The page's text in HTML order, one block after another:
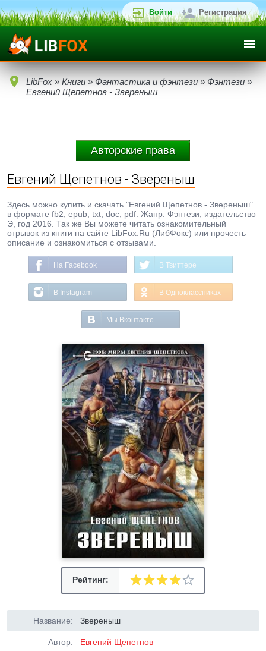
Войти Регистрация
LibFox » Книги » Фантастика и фэнтези » Фэнтези »
Евгений Щепетнов - Звереныш
Авторские права
Евгений Щепетнов - Звереныш
Здесь можно купить и скачать "Евгений Щепетнов - Звереныш"
в формате fb2, epub, txt, doc, pdf. Жанр: Фэнтези, издательство
Э, год 2016. Так же Вы можете читать ознакомительный
отрывок из книги на сайте LibFox.Ru (ЛибФокс) или прочесть
описание и ознакомиться с отзывами.
На Facebook В Твиттере
В Instagram В Одноклассниках
Мы Вконтакте
Рейтинг:
Название: Звереныш
Автор: Евгений Щепетнов